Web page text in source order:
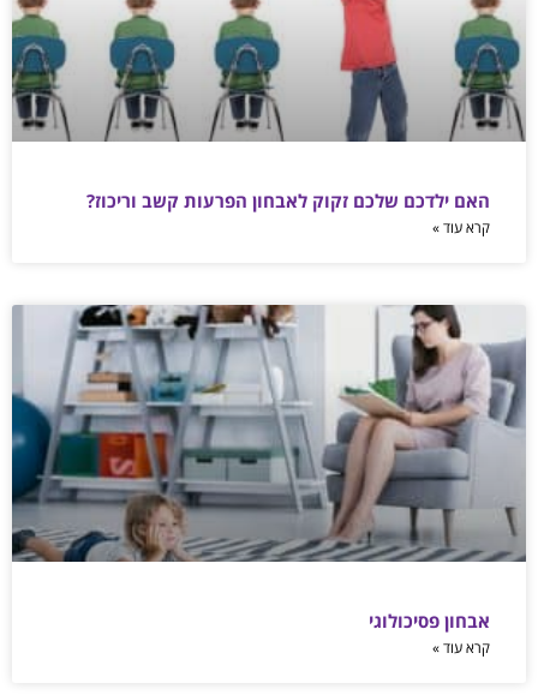
האם ילדכם שלכם זקוק לאבחון הפרעות קשב וריכוז?
קרא עוד »
אבחון פסיכולוגי
קרא עוד »